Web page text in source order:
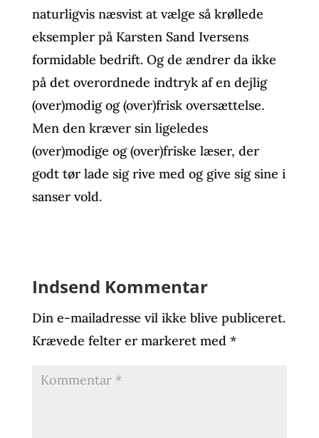
naturligvis næsvist at vælge så krøllede
eksempler på Karsten Sand Iversens
formidable bedrift. Og de ændrer da ikke
på det overordnede indtryk af en dejlig
(over)modig og (over)frisk oversættelse.
Men den kræver sin ligeledes
(over)modige og (over)friske læser, der
godt tør lade sig rive med og give sig sine i
sanser vold.
Indsend Kommentar
Din e-mailadresse vil ikke blive publiceret.
Krævede felter er markeret med *